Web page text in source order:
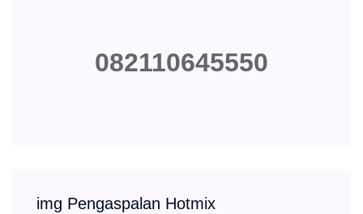
082110645550
img Pengaspalan Hotmix